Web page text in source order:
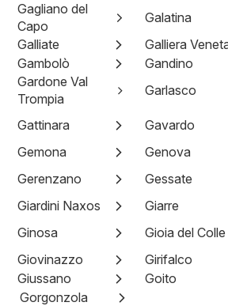
Gagliano del
Capo
Galatina
Galliate
Galliera
Gambolò
Gandino
Gardone Val
Trompia
Garlasco
Gattinara
Gavardo
Gemona
Genova
Gerenzano
Gessate
Giardini Naxos
Giarre
Ginosa
Gioia del Colle
Giovinazzo
Girifalco
Giussano
Goito
Gorgonzola